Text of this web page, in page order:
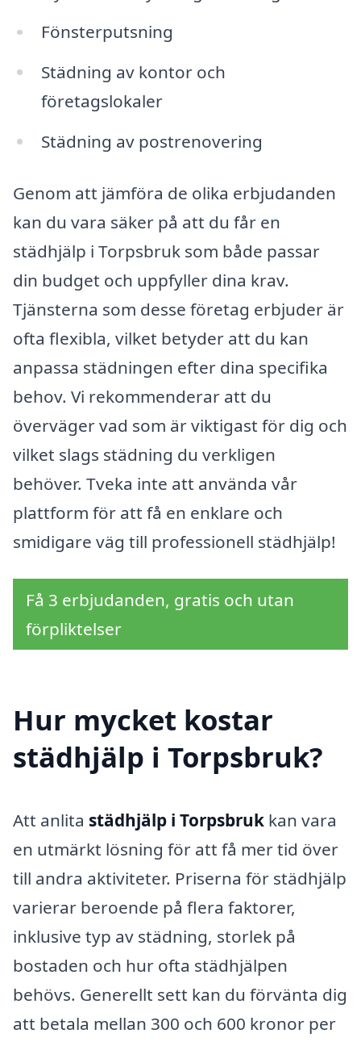
Fönsterputsning
Städning av kontor och
företagslokaler
Städning av postrenovering
Genom att jämföra de olika erbjudanden
kan du vara säker på att du får en
städhjälp i Torpsbruk som både passar
din budget och uppfyller dina krav.
Tjänsterna som desse företag erbjuder är
ofta flexibla, vilket betyder att du kan
anpassa städningen efter dina specifika
behov. Vi rekommenderar att du
överväger vad som är viktigast för dig och
vilket slags städning du verkligen
behöver. Tveka inte att använda vår
plattform för att få en enklare och
smidigare väg till professionell städhjälp!
Få 3 erbjudanden, gratis och utan
förpliktelser
Hur mycket kostar
städhjälp i Torpsbruk?
Att anlita städhjälp i Torpsbruk kan vara
en utmärkt lösning för att få mer tid över
till andra aktiviteter. Priserna för städhjälp
varierar beroende på flera faktorer,
inklusive typ av städning, storlek på
bostaden och hur ofta städhjälpen
behövs. Generellt sett kan du förvänta dig
att betala mellan 300 och 600 kronor per